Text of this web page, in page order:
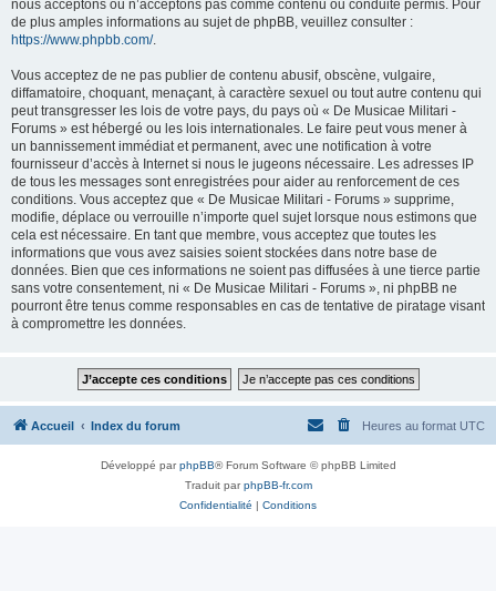
nous acceptons ou n’acceptons pas comme contenu ou conduite permis. Pour
de plus amples informations au sujet de phpBB, veuillez consulter :
https://www.phpbb.com/.
Vous acceptez de ne pas publier de contenu abusif, obscène, vulgaire,
diffamatoire, choquant, menaçant, à caractère sexuel ou tout autre contenu qui
peut transgresser les lois de votre pays, du pays où « De Musicae Militari -
Forums » est hébergé ou les lois internationales. Le faire peut vous mener à
un bannissement immédiat et permanent, avec une notification à votre
fournisseur d’accès à Internet si nous le jugeons nécessaire. Les adresses IP
de tous les messages sont enregistrées pour aider au renforcement de ces
conditions. Vous acceptez que « De Musicae Militari - Forums » supprime,
modifie, déplace ou verrouille n’importe quel sujet lorsque nous estimons que
cela est nécessaire. En tant que membre, vous acceptez que toutes les
informations que vous avez saisies soient stockées dans notre base de
données. Bien que ces informations ne soient pas diffusées à une tierce partie
sans votre consentement, ni « De Musicae Militari - Forums », ni phpBB ne
pourront être tenus comme responsables en cas de tentative de piratage visant
à compromettre les données.
Accueil Index du forum Heures au format UTC
Développé parphpBB® Forum Software © phpBB Limited
Traduit parphpBB-fr.com
Confidentialité | Conditions